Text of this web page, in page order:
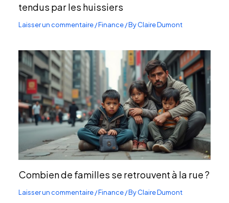
tendus par les huissiers
Laisser un commentaire/Finance/ ByClaire Dumont
Combien de familles se retrouvent à la rue ?
Laisser un commentaire/Finance/ ByClaire Dumont